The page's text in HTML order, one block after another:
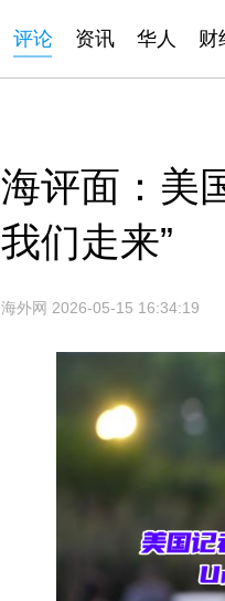
评论 资讯 华人 财
海评面：美
我们走来”
海外网 2026-05-15 16:34:19